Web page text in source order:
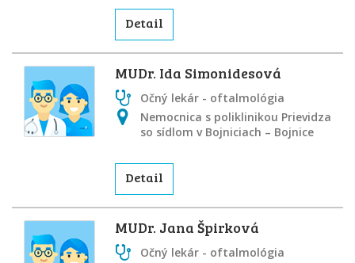
Detail
MUDr. Ida Simonidesová
Očný lekár - oftalmológia
Nemocnica s poliklinikou Prievidza
so sídlom v Bojniciach – Bojnice
Detail
MUDr. Jana Špirková
Očný lekár - oftalmológia